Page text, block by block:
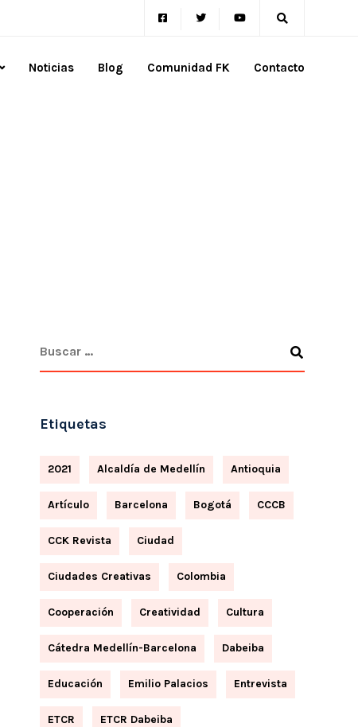
Noticias Blog Comunidad FK Contacto
Etiquetas
2021 Alcaldía de Medellín Antioquia
Artículo Barcelona Bogotá CCCB
CCK Revista Ciudad
Ciudades Creativas Colombia
Cooperación Creatividad Cultura
Cátedra Medellín-Barcelona Dabeiba
Educación Emilio Palacios Entrevista
ETCR ETCR Dabeiba